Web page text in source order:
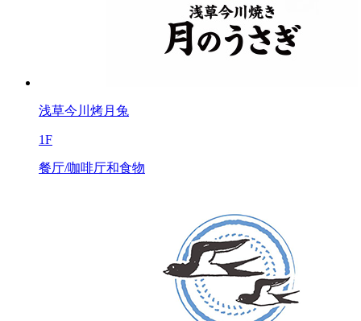
浅草今川烤月兔
1F
餐厅/咖啡厅和食物